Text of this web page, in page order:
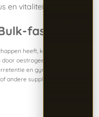
en vitaliteit.
fase
heeft, kan het tijdens de
oestrogeenniveaus te
en gynaecomastie die
andere supplementen die